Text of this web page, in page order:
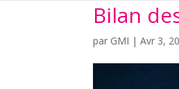
Bilan
par GMI |Avr 3,